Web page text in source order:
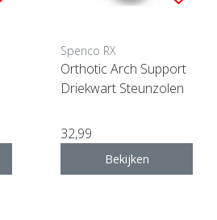
Spenco RX
Orthotic Arch Support
Driekwart Steunzolen
32,99
Bekijken